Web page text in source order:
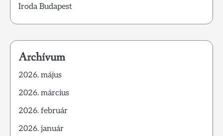
Iroda Budapest
Archívum
2026. május
2026. március
2026. február
2026. január